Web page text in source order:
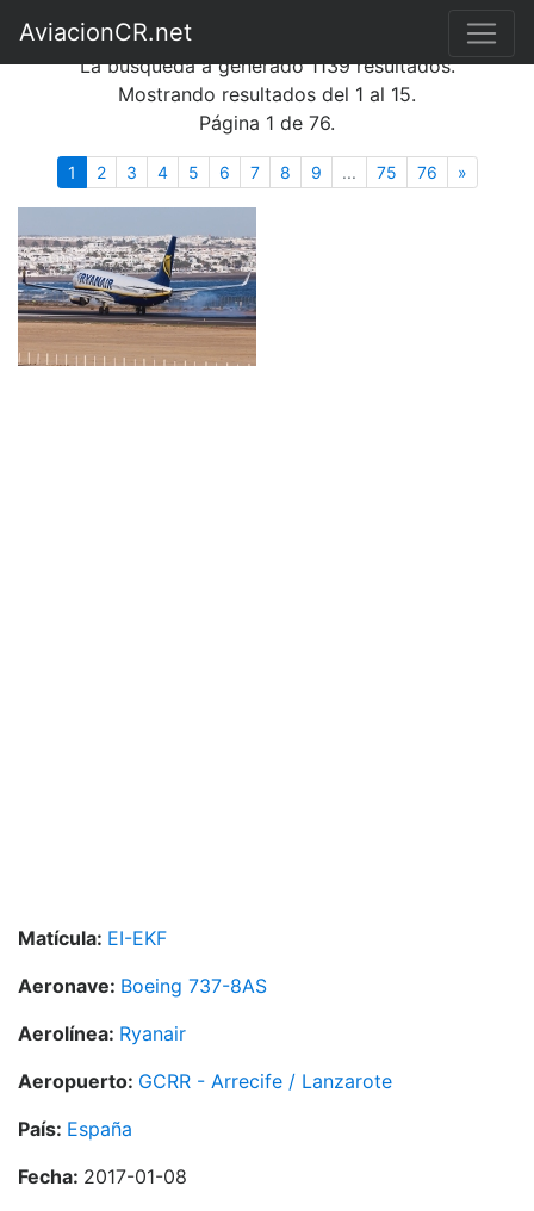
AviacionCR.net
Búsqueda de fotografías
La búsqueda a generado 1139 resultados.
Mostrando resultados del 1 al 15.
Página 1 de 76.
1 (actual)
2 3 4 5 6 7 8 9 ... 75 76 »
Matícula: EI-EKF
Aeronave: Boeing 737-8AS
Aerolínea: Ryanair
Aeropuerto: GCRR - Arrecife / Lanzarote
País: España
Fecha: 2017-01-08